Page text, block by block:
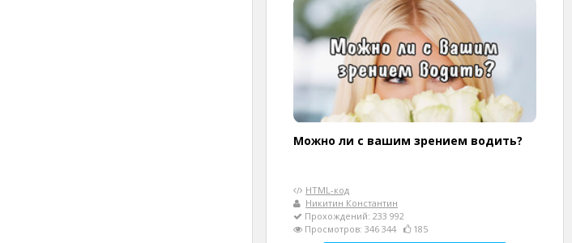
Можно ли с вашим зрением водить?
HTML-код
Никитин Константин
Прохождений: 233 992
Просмотров: 346 344
185